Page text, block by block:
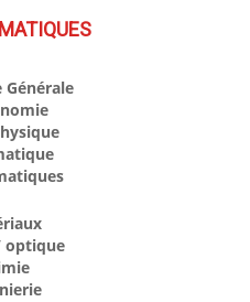
Générale
optique